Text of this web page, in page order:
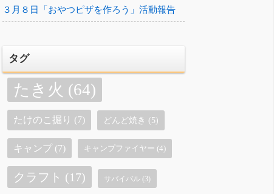
３月８日「おやつピザを作ろう」活動報告
タグ
たき火 (64)
たけのこ掘り (7) どんど焼き (5)
キャンプ (7) キャンプファイヤー (4)
クラフト (17) サバイバル (3)